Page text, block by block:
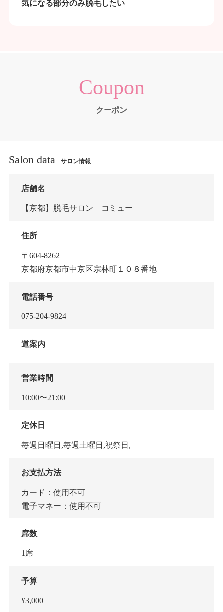
気になる部分のみ脱毛したい
Coupon
クーポン
Salon data サロン情報
店舗名
【京都】脱毛サロン コミュー
住所
〒604-8262
京都府京都市中京区宗林町１０８番地
電話番号
075-204-9824
道案内
営業時間
10:00〜21:00
定休日
毎週日曜日,毎週土曜日,祝祭日,
お支払方法
カード：使用不可
電子マネー：使用不可
席数
1席
予算
¥3,000